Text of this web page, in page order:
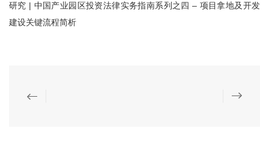
研究 | 中国产业园区投资法律实务指南系列之四 – 项目拿地及开发
建设关键流程简析